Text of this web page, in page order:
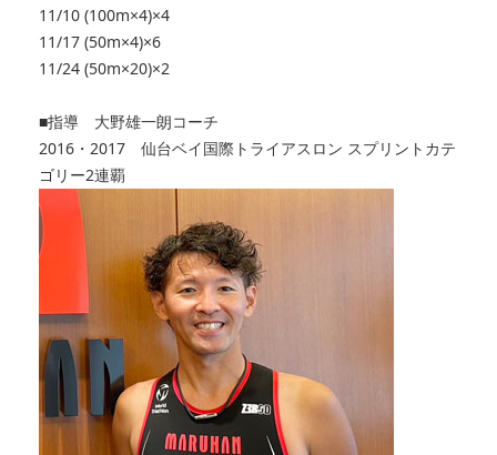
11/10 (100m×4)×4
11/17 (50m×4)×6
11/24 (50m×20)×2
■指導 大野雄一朗コーチ
2016・2017 仙台ベイ国際トライアスロン スプリントカテ
ゴリー2連覇